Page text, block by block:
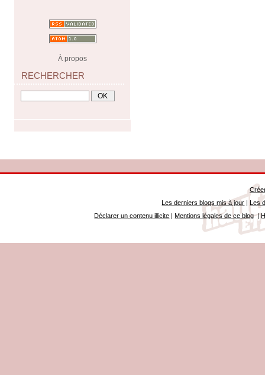
À propos
RECHERCHER
Les derniers blogs mis à jour |Les
Déclarer un contenu illicite |Mentions légales de ce blog|